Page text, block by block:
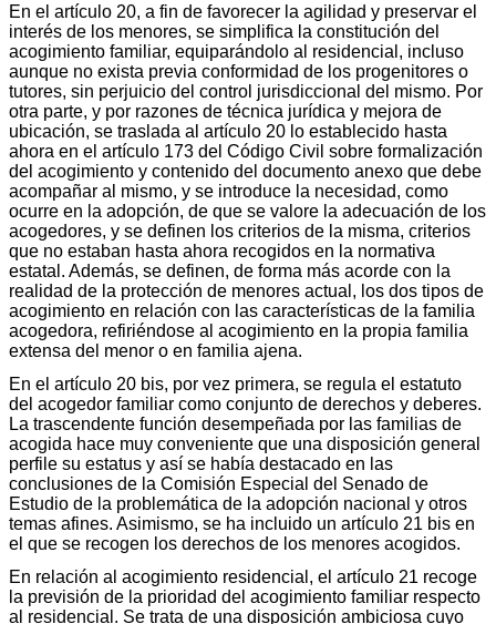
En el artículo 20, a fin de favorecer la agilidad y preservar el
interés de los menores, se simplifica la constitución del
acogimiento familiar, equiparándolo al residencial, incluso
aunque no exista previa conformidad de los progenitores o
tutores, sin perjuicio del control jurisdiccional del mismo. Por
otra parte, y por razones de técnica jurídica y mejora de
ubicación, se traslada al artículo 20 lo establecido hasta
ahora en el artículo 173 del Código Civil sobre formalización
del acogimiento y contenido del documento anexo que debe
acompañar al mismo, y se introduce la necesidad, como
ocurre en la adopción, de que se valore la adecuación de los
acogedores, y se definen los criterios de la misma, criterios
que no estaban hasta ahora recogidos en la normativa
estatal. Además, se definen, de forma más acorde con la
realidad de la protección de menores actual, los dos tipos de
acogimiento en relación con las características de la familia
acogedora, refiriéndose al acogimiento en la propia familia
extensa del menor o en familia ajena.
En el artículo 20 bis, por vez primera, se regula el estatuto
del acogedor familiar como conjunto de derechos y deberes.
La trascendente función desempeñada por las familias de
acogida hace muy conveniente que una disposición general
perfile su estatus y así se había destacado en las
conclusiones de la Comisión Especial del Senado de
Estudio de la problemática de la adopción nacional y otros
temas afines. Asimismo, se ha incluido un artículo 21 bis en
el que se recogen los derechos de los menores acogidos.
En relación al acogimiento residencial, el artículo 21 recoge
la previsión de la prioridad del acogimiento familiar respecto
al residencial. Se trata de una disposición ambiciosa cuyo